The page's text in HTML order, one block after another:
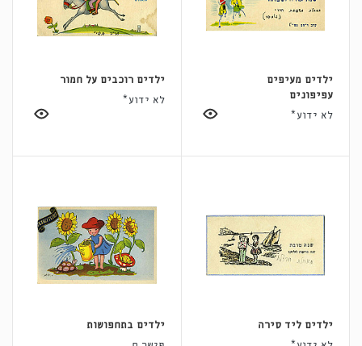
ילדים מעיפים
עפיפונים
לא ידוע*
ילדים רוכבים על חמור
לא ידוע*
ילדים ליד סירה
ילדים בתחפושות